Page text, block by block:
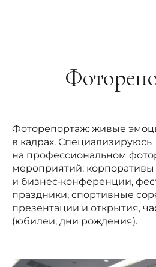
Фоторепортаж: живые
в кадрах. Специализируюсь
на профессиональном
мероприятий: корпоративы
и бизнес‑конференции,
праздники, спортивные
презентации и открытия,
(юбилеи, дни рождения).